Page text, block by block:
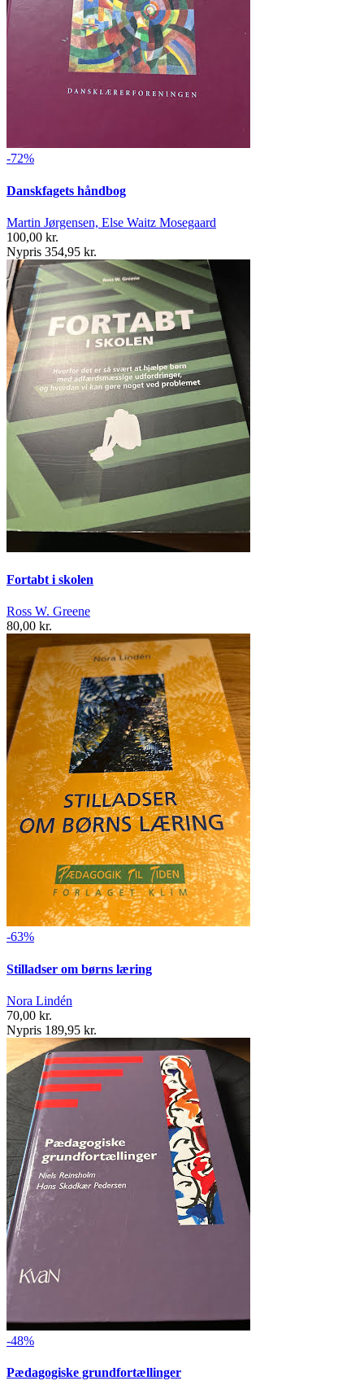
-72%
Danskfagets håndbog
Martin Jørgensen, Else Waitz Mosegaard
100,00 kr.
Nypris 354,95 kr.
Fortabt i skolen
Ross W. Greene
80,00 kr.
-63%
Stilladser om børns læring
Nora Lindén
70,00 kr.
Nypris 189,95 kr.
-48%
Pædagogiske grundfortællinger